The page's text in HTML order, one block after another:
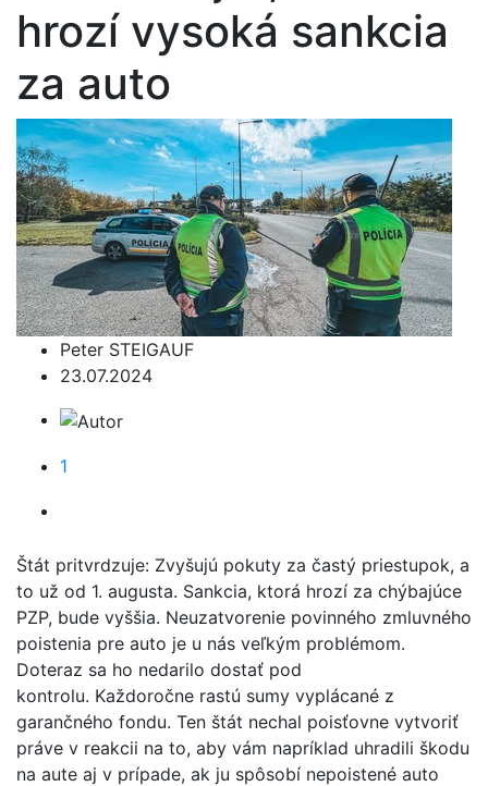
hrozí vysoká sankcia
za auto
Peter STEIGAUF
23.07.2024
1
Štát pritvrdzuje: Zvyšujú pokuty za častý priestupok, a
to už od 1. augusta. Sankcia, ktorá hrozí za chýbajúce
PZP, bude vyššia. Neuzatvorenie povinného zmluvného
poistenia pre auto je u nás veľkým problémom.
Doteraz sa ho nedarilo dostať pod
kontrolu. Každoročne rastú sumy vyplácané z
garančného fondu. Ten štát nechal poisťovne vytvoriť
práve v reakcii na to, aby vám napríklad uhradili škodu
na aute aj v prípade, ak ju spôsobí nepoistené auto